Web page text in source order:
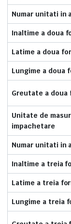
Numar unitati in
Inaltime a doua
Latime a doua
Lungime a doua
Greutate a doua
Unitate de
impachetare
Numar unitati in
Inaltime a treia
Latime a treia
Lungime a treia